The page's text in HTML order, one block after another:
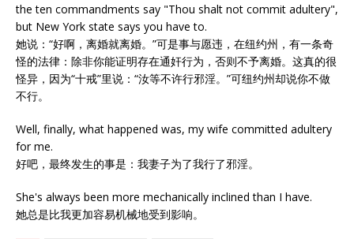
the ten commandments say "Thou shalt not commit adultery",
but New York state says you have to.
她说：“好啊，离婚就离婚。”可是事与愿违，在纽约州，有一条奇
怪的法律：除非你能证明存在通奸行为，否则不予离婚。这真的很
怪异，因为“十戒”里说：“汝等不许行邪淫。”可纽约州却说你不做
不行。
Well, finally, what happened was, my wife committed adultery
for me.
好吧，最终发生的事是：我妻子为了我行了邪淫。
She's always been more mechanically inclined than I have.
她总是比我更加容易机械地受到影响。